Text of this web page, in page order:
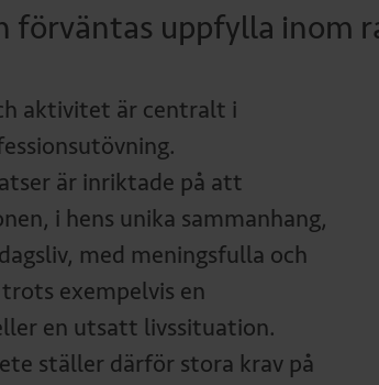
förväntas uppfylla inom
aktivitet är centralt i
är inriktade på att
i hens unika sammanhang,
med meningsfulla och
exempelvis en
en utsatt livssituation.
ställer därför stora krav på